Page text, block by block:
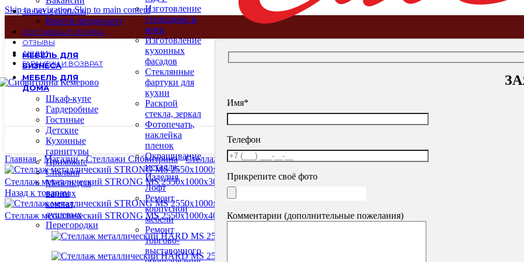
Skip to navigationSkip to main content
ЗАКАЗ И ОПЛАТА
Внести предоплату
ДОСТАВКА И СБОРКА
ОТЗЫВЫ
АКЦИИ
ГАРАНТИИ И ВОЗВРАТ
МЕБЕЛЬ ДЛЯ
БИЗНЕСА
МЕБЕЛЬ ДЛЯ
ДОМА
Шкаф-купе
Гардеробные
Гостиные
Детские
Кухонные
гарнитуры
Прихожие
Спальня
Мебель для
ванных
комнат,
душевых
Перегородки
Изготовление
столещниц и
моек
Изготовление
кухонных
фасадов
Стеклянные
фартуки для
кухни
Раскрой
стекла, зеркал
Фотопечать,
наклейка
пленок
Окрашивание
металла.
Изделия
Лофт
Ремонт
корпусной
мебели
Ремонт
торгово-
выставочного
Имя*
Телефон
Прикрепите своё фото
Комментарии (дополнительные пожелания)
Главная- Магазин-Стеллажи Сибвитрина-Стеллажи металлические-Стеллажи усиленные MS HARD-
Стеллаж металлический STRONG MS 2550х1000х300 7240₽
Назад к товарам
Стеллаж металлический STRONG MS 2550х1000х400 8210₽